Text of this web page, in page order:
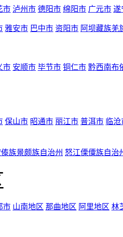
市 泸州市 德阳市 绵阳市 广元市 遂
雅安市 巴中市 资阳市 阿坝藏族羌
市 安顺市 毕节市 铜仁市 黔西南布
保山市 昭通市 丽江市 普洱市 临
族景颇族自治州 怒江傈僳族自治
市 山南地区 那曲地区 阿里地区 林